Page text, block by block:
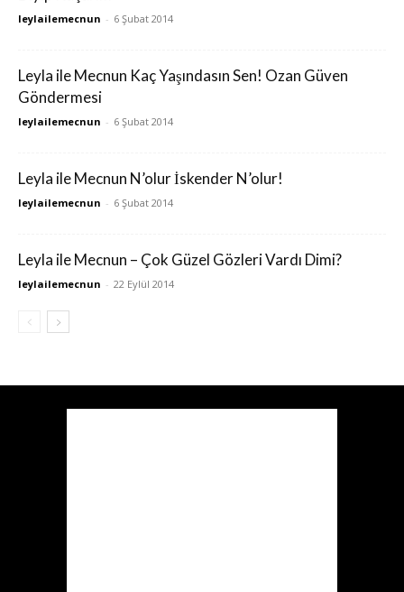
leylailemecnun - 6 Şubat 2014
Leyla ile Mecnun Kaç Yaşındasın Sen! Ozan Güven
Göndermesi
leylailemecnun - 6 Şubat 2014
Leyla ile Mecnun N’olur İskender N’olur!
leylailemecnun - 6 Şubat 2014
Leyla ile Mecnun – Çok Güzel Gözleri Vardı Dimi?
leylailemecnun - 22 Eylül 2014